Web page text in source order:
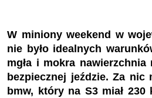
W miniony weekend w
nie było idealnych
mgła i mokra nawierzchnia
bezpiecznej jeździe. Za nic
bmw, który na S3 miał 230